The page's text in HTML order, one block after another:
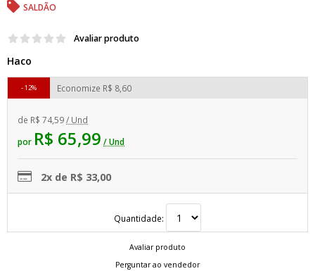
SALDÃO
Avaliar produto
Haco
de R$ 74,59/ Und
por R$ 65,99 / Und
Economize R$ 8,60
12%
2x de R$ 33,00
Quantidade:
Avaliar produto
Perguntar ao vendedor